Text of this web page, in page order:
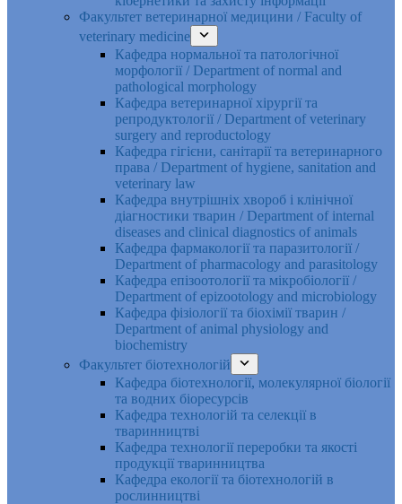
Факультет ветеринарної медицини / Faculty of
veterinary medicine
Кафедра нормальної та патологічної
морфології / Department of normal and
pathological morphology
Кафедра ветеринарної хірургії та
репродуктології / Department of veterinary
surgery and reproductology
Кафедра гігієни, санітарії та ветеринарного
права / Department of hygiene, sanitation and
veterinary law
Кафедра внутрішніх хвороб і клінічної
діагностики тварин / Department of internal
diseases and clinical diagnostics of animals
Кафедра фармакології та паразитології /
Department of pharmacology and parasitology
Кафедра епізоотології та мікробіології /
Department of epizootology and microbiology
Кафедра фізіології та біохімії тварин /
Department of animal physiology and
biochemistry
Факультет біотехнологій
Кафедра біотехнології, молекулярної біології
та водних біоресурсів
Кафедра технологій та селекції в
тваринництві
Кафедра технології переробки та якості
продукції тваринництва
Кафедра екології та біотехнологій в
рослинництві